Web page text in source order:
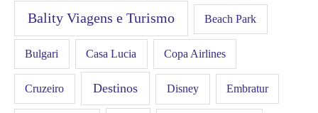
Bality Viagens e Turismo Beach Park
Bulgari Casa Lucia Copa Airlines
Cruzeiro Destinos Disney Embratur